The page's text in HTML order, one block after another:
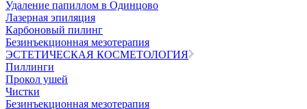
Удаление папиллом в Одинцово
Лазерная эпиляция
Карбоновый пилинг
Безинъекционная мезотерапия
ЭСТЕТИЧЕСКАЯ КОСМЕТОЛОГИЯ
Пиллинги
Прокол ушей
Чистки
Безинъeкционная мезотерапия